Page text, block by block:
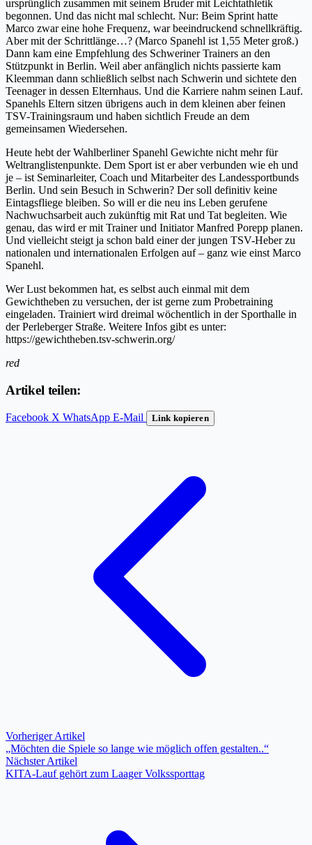
ursprünglich zusammen mit seinem Bruder mit Leichtathletik
begonnen. Und das nicht mal schlecht. Nur: Beim Sprint hatte
Marco zwar eine hohe Frequenz, war beeindruckend schnellkräftig.
Aber mit der Schrittlänge…? (Marco Spanehl ist 1,55 Meter groß.)
Dann kam eine Empfehlung des Schweriner Trainers an den
Stützpunkt in Berlin. Weil aber anfänglich nichts passierte kam
Kleemman dann schließlich selbst nach Schwerin und sichtete den
Teenager in dessen Elternhaus. Und die Karriere nahm seinen Lauf.
Spanehls Eltern sitzen übrigens auch in dem kleinen aber feinen
TSV-Trainingsraum und haben sichtlich Freude an dem
gemeinsamen Wiedersehen.
Heute hebt der Wahlberliner Spanehl Gewichte nicht mehr für
Weltranglistenpunkte. Dem Sport ist er aber verbunden wie eh und
je – ist Seminarleiter, Coach und Mitarbeiter des Landessportbunds
Berlin. Und sein Besuch in Schwerin? Der soll definitiv keine
Eintagsfliege bleiben. So will er die neu ins Leben gerufene
Nachwuchsarbeit auch zukünftig mit Rat und Tat begleiten. Wie
genau, das wird er mit Trainer und Initiator Manfred Porepp planen.
Und vielleicht steigt ja schon bald einer der jungen TSV-Heber zu
nationalen und internationalen Erfolgen auf – ganz wie einst Marco
Spanehl.
Wer Lust bekommen hat, es selbst auch einmal mit dem
Gewichtheben zu versuchen, der ist gerne zum Probetraining
eingeladen. Trainiert wird dreimal wöchentlich in der Sporthalle in
der Perleberger Straße. Weitere Infos gibt es unter:
https://gewichtheben.tsv-schwerin.org/
red
Artikel teilen:
Facebook X WhatsApp E-Mail Link kopieren
Vorheriger Artikel
„Möchten die Spiele so lange wie möglich offen gestalten..“
Nächster Artikel
KITA-Lauf gehört zum Laager Volkssporttag